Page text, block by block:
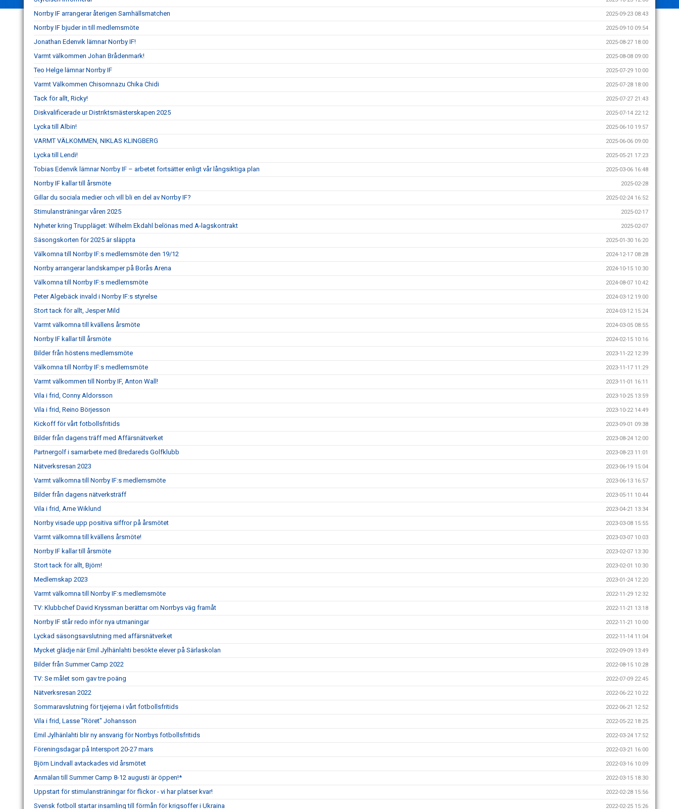
Norrby IF arrangerar återigen Samhällsmatchen 2025-09-23 08:43
Norrby IF bjuder in till medlemsmöte 2025-09-10 09:54
Jonathan Edenvik lämnar Norrby IF! 2025-08-27 18:00
Varmt välkommen Johan Brådenmark! 2025-08-08 09:00
Teo Helge lämnar Norrby IF 2025-07-29 10:00
Varmt Välkommen Chisomnazu Chika Chidi 2025-07-28 18:00
Tack för allt, Ricky! 2025-07-27 21:43
Diskvalificerade ur Distriktsmästerskapen 2025 2025-07-14 22:12
Lycka till Albin! 2025-06-10 19:57
VARMT VÄLKOMMEN, NIKLAS KLINGBERG 2025-06-06 09:00
Lycka till Lendi! 2025-05-21 17:23
Tobias Edenvik lämnar Norrby IF – arbetet fortsätter enligt vår långsiktiga plan 2025-03-06 16:48
Norrby IF kallar till årsmöte 2025-02-28
Gillar du sociala medier och vill bli en del av Norrby IF? 2025-02-24 16:52
Stimulansträningar våren 2025 2025-02-17
Nyheter kring Truppläget: Wilhelm Ekdahl belönas med A-lagskontrakt 2025-02-07
Säsongskorten för 2025 är släppta 2025-01-30 16:20
Välkomna till Norrby IF:s medlemsmöte den 19/12 2024-12-17 08:28
Norrby arrangerar landskamper på Borås Arena 2024-10-15 10:30
Välkomna till Norrby IF:s medlemsmöte 2024-08-07 10:42
Peter Algebäck invald i Norrby IF:s styrelse 2024-03-12 19:00
Stort tack för allt, Jesper Mild 2024-03-12 15:24
Varmt välkomna till kvällens årsmöte 2024-03-05 08:55
Norrby IF kallar till årsmöte 2024-02-15 10:16
Bilder från höstens medlemsmöte 2023-11-22 12:39
Välkomna till Norrby IF:s medlemsmöte 2023-11-17 11:29
Varmt välkommen till Norrby IF, Anton Wall! 2023-11-01 16:11
Vila i frid, Conny Aldorsson 2023-10-25 13:59
Vila i frid, Reino Börjesson 2023-10-22 14:49
Kickoff för vårt fotbollsfritids 2023-09-01 09:38
Bilder från dagens träff med Affärsnätverket 2023-08-24 12:00
Partnergolf i samarbete med Bredareds Golfklubb 2023-08-23 11:01
Nätverksresan 2023 2023-06-19 15:04
Varmt välkomna till Norrby IF:s medlemsmöte 2023-06-13 16:57
Bilder från dagens nätverksträff 2023-05-11 10:44
Vila i frid, Arne Wiklund 2023-04-21 13:34
Norrby visade upp positiva siffror på årsmötet 2023-03-08 15:55
Varmt välkomna till kvällens årsmöte! 2023-03-07 10:03
Norrby IF kallar till årsmöte 2023-02-07 13:30
Stort tack för allt, Björn! 2023-02-01 10:30
Medlemskap 2023 2023-01-24 12:20
Varmt välkomna till Norrby IF:s medlemsmöte 2022-11-29 12:32
TV: Klubbchef David Kryssman berättar om Norrbys väg framåt 2022-11-21 13:18
Norrby IF står redo inför nya utmaningar 2022-11-21 10:00
Lyckad säsongsavslutning med affärsnätverket 2022-11-14 11:04
Mycket glädje när Emil Jylhänlahti besökte elever på Särlaskolan 2022-09-09 13:49
Bilder från Summer Camp 2022 2022-08-15 10:28
TV: Se målet som gav tre poäng 2022-07-09 22:45
Nätverksresan 2022 2022-06-22 10:22
Sommaravslutning för tjejerna i vårt fotbollsfritids 2022-06-21 12:52
Vila i frid, Lasse "Röret" Johansson 2022-05-22 18:25
Emil Jylhänlahti blir ny ansvarig för Norrbys fotbollsfritids 2022-03-24 17:52
Föreningsdagar på Intersport 20-27 mars 2022-03-21 16:00
Björn Lindvall avtackades vid årsmötet 2022-03-16 10:09
Anmälan till Summer Camp 8-12 augusti är öppen!* 2022-03-15 18:30
Uppstart för stimulansträningar för flickor - vi har platser kvar! 2022-02-28 15:56
Svensk fotboll startar insamling till förmån för krigsoffer i Ukraina 2022-02-25 15:26